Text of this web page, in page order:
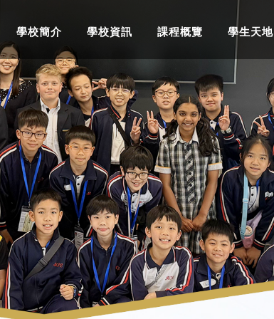
學校簡介 學校資訊 課程概覽 學生天地